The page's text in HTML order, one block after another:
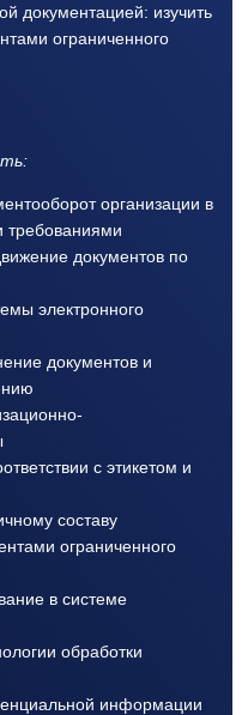
документацией: изучить
ограниченного
организации в
требованиями
документов по
электронного
документов и
с этикетом и
составу
ограниченного
в системе
обработки
информации